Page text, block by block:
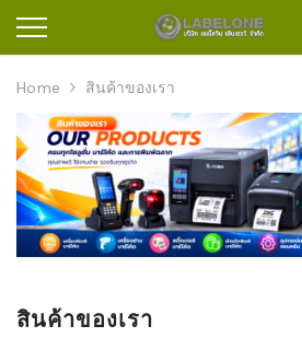
Home สินค้าของเรา
สินค้าของเรา